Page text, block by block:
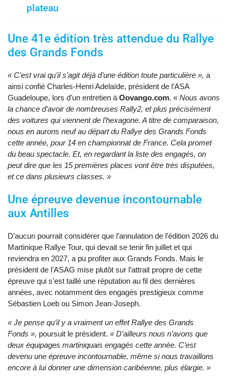
plateau
Une 41e édition très attendue du Rallye
des Grands Fonds
« C’est vrai qu’il s’agit déjà d’une édition toute particulière », a
ainsi confié Charles-Henri Adelaïde, président de l’ASA
Guadeloupe, lors d’un entretien à Oovango.com. « Nous avons
la chance d’avoir de nombreuses Rally2, et plus précisément
des voitures qui viennent de l’hexagone. A titre de comparaison,
nous en aurons neuf au départ du Rallye des Grands Fonds
cette année, pour 14 en championnat de France. Cela promet
du beau spectacle. Et, en regardant la liste des engagés, on
peut dire que les 15 premières places vont être très disputées,
et ce dans plusieurs classes. »
Une épreuve devenue incontournable
aux Antilles
D’aucun pourrait considérer que l’annulation de l’édition 2026 du
Martinique Rallye Tour, qui devait se tenir fin juillet et qui
reviendra en 2027, a pu profiter aux Grands Fonds. Mais le
président de l’ASAG mise plutôt sur l’attrait propre de cette
épreuve qui s’est taillé une réputation au fil des dernières
années, avec notamment des engagés prestigieux comme
Sébastien Loeb ou Simon Jean-Joseph.
« Je pense qu’il y a vraiment un effet Rallye des Grands
Fonds », poursuit le président. « D’ailleurs nous n’avons que
deux équipages martiniquais engagés cette année. C’est
devenu une épreuve incontournable, même si nous travaillons
encore à lui donner une dimension caribéenne, plus élargie. »